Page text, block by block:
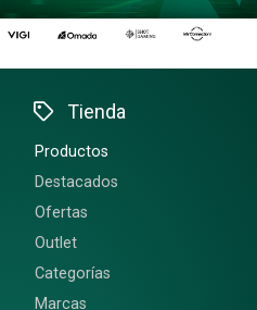
Tienda
Productos
Destacados
Ofertas
Outlet
Categorías
Marcas